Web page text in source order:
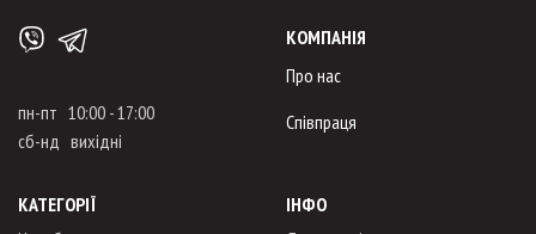
пн-пт 10:00 - 17:00
сб-нд вихідні
КОМПАНІЯ
Про нас
Співпраця
КАТЕГОРІЇ
ІНФО